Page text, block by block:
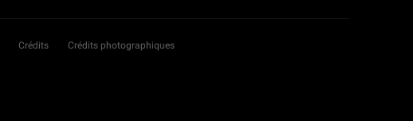
Crédits Crédits photographiques